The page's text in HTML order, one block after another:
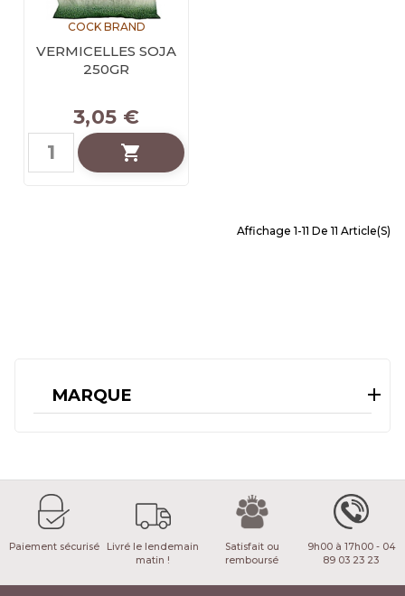
COCK BRAND
VERMICELLES SOJA
250GR
3,05 €

Affichage 1-11 De 11 Article(s)
MARQUE
Paiement sécurisé
Livré le lendemain
matin !
Satisfait ou
remboursé
9h00 à 17h00 - 04
89 03 23 23